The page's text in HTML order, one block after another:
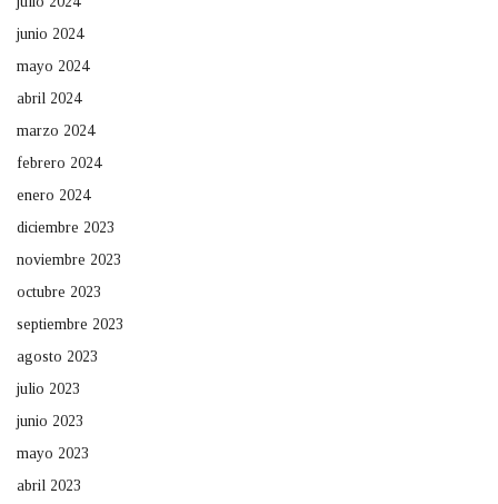
junio 2024
mayo 2024
abril 2024
marzo 2024
febrero 2024
enero 2024
diciembre 2023
noviembre 2023
octubre 2023
septiembre 2023
agosto 2023
julio 2023
junio 2023
mayo 2023
abril 2023